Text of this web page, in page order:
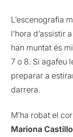
L’escenografia
l’hora d’assistir
han muntat és
7 o 8. Si agafeu
preparar a
darrera.
M’ha robat el
Mariona Castillo